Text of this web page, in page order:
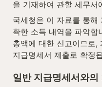
을 기재하여 관할 세무서
국세청은 이 자료를 통해
확한 소득 내역을 파악합
총액에 대한 신고이므로,
지급명세서 제출로 확정
일반 지급명세서와의